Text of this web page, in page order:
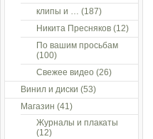
клипы и … (187)
Никита Пресняков (12)
По вашим просьбам
(100)
Свежее видео (26)
Винил и диски (53)
Магазин (41)
Журналы и плакаты
(12)